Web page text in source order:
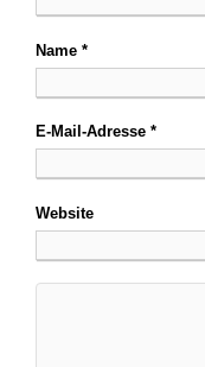
Name *
E-Mail-Adresse *
Website